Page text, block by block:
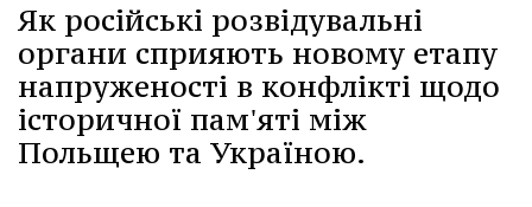
Як російські розвідувальні
органи сприяють новому етапу
напруженості в конфлікті щодо
історичної пам'яті між
Польщею та Україною.